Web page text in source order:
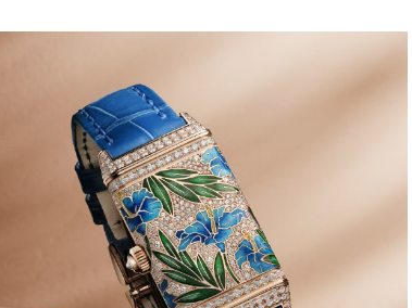
街199号苏州中心办公楼C座22层08室（需提前预约）
号世界贸易大厦38层09室（需提前预约）
地王大厦12楼1224室（需提前预约）
万象城华润大厦B座12楼03室（需提前预约）
浦西万达中心写字楼A座7楼709室（需提前预约）
大厦B座22层04室（需提前预约）
万达金融中心A座907室（需提前预约）
号中银大厦A座(旺进大厦)18层09室（需提前预约）